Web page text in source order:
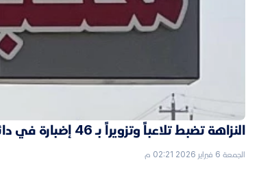
النزاهة تضبط تلاعباً وتزويراً بـ 46 إضبارة في دائرة الحماية الاجتماعية بالأنبار
الجمعة 6 فبراير 2026 02:21 م